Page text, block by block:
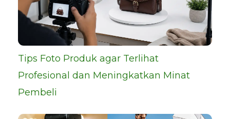
Tips Foto Produk agar Terlihat
Profesional dan Meningkatkan Minat
Pembeli